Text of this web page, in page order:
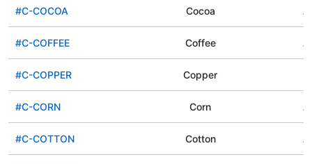
#C-COCOA Cocoa
#C-COFFEE Coffee
#C-COPPER Copper
#C-CORN Corn
#C-COTTON Cotton